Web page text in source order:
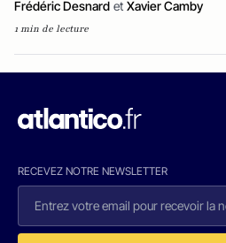
Frédéric Desnard et Xavier Camby
1 min de lecture
RECEVEZ NOTRE NEWSLETTER